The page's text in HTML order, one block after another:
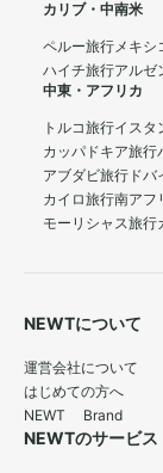
カリブ・中南米
ペルー旅行メキシ
ハイチ旅行アルゼ
中東・アフリカ
トルコ旅行イスタ
カッパドキア旅行
アブダビ旅行 ドバ
カイロ旅行南アフ
モーリシャス旅行
NEWTについて
運営会社について
はじめての方へ
NEWT Brand
NEWTのサービス